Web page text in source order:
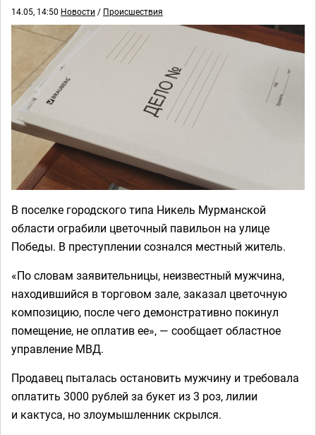
14.05, 14:50 Новости / Происшествия
В поселке городского типа Никель Мурманской
области ограбили цветочный павильон на улице
Победы. В преступлении сознался местный житель.
«По словам заявительницы, неизвестный мужчина,
находившийся в торговом зале, заказал цветочную
композицию, после чего демонстративно покинул
помещение, не оплатив ее», — сообщает областное
управление МВД.
Продавец пыталась остановить мужчину и требовала
оплатить 3000 рублей за букет из 3 роз, лилии
и кактуса, но злоумышленник скрылся.